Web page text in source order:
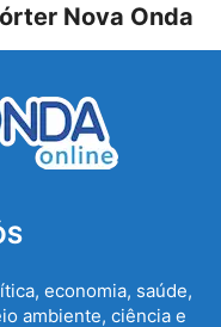
Nova Onda
economia, saúde,
ambiente, ciência e